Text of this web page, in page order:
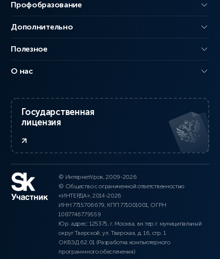
Профобразование
Дополнительно
Полезное
О нас
Государственная
лицензия
© ИнтернетУрок, 2009-2026
© Общество с ограниченной ответственностью
«ИНТЕРДА», 2014-2026
ИНН 7715706679, КПП 771001001, ОГРН
1087746779559
Юр. адрес: 125375, г. Москва, вн.тер.г. муниципальный
округ Тверской, ул. Тверская, д. 16, стр. 1
ОКВЭД 62.01 (Разработка компьютерного
программного обеспечения)